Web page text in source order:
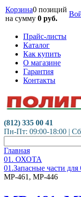
Корзина0 позиций
на сумму 0 руб.
Прайс-листы
Каталог
Как купить
О магазине
Гарантия
Контакты
(812) 335 00 41
Пн-Пт: 09:00-18:00 |
Главная
01. ОХОТА
01.Запасные части
МР-461, МР-446